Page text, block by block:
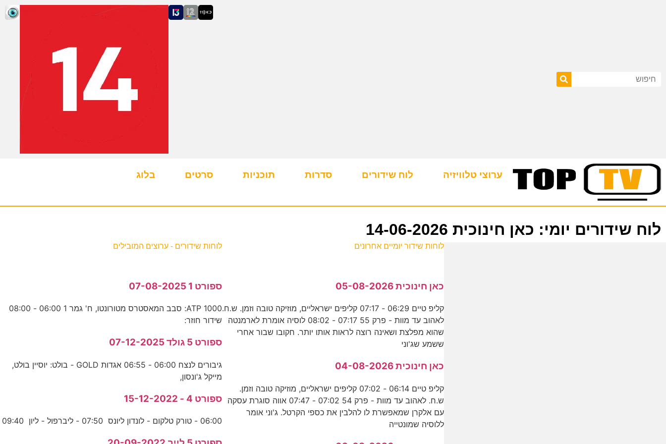
ערוצי טלוויזיה לוח שידורים סדרות תוכניות סרטים בלוג
לוח שידורים יומי: כאן חינוכית 14-06-2026
לוחות שידור יומיים אחרונים
כאן חינוכית 05-08-2026
קליפ טיים 06:29 - 07:17 קליפים ישראליים, מוזיקה טובה וזמן. ש.ח.
לאהוב עד מוות - פרק 55 07:17 - 08:02 לוסיה אומרת לארמנטה
שהוא מפלצת ושאינה רוצה לראות אותו יותר. חקובו שבור אחרי
ששמע שג'וני
כאן חינוכית 04-08-2026
קליפ טיים 06:14 - 07:02 קליפים ישראליים, מוזיקה טובה וזמן.
ש.ח. לאהוב עד מוות - פרק 54 07:02 - 07:47 אווה סוגרת עסקה
עם אלקרן שמאפשרת לו להלבין את כספי הקרטל. ג'וני אומר
ללוסיה שמונטייה
לוחות שידורים - ערוצים המובילים
ספורט 1 07-08-2025
ATP 1000: סבב המאסטרס מטורונטו, ח' גמר 1 06:00 - 08:00
שידור חוזר:
ספורט 5 גולד 07-12-2025
גיבורים לנצח 06:00 - 06:55 אגדות GOLD - בולט: יוסיין בולט,
מייקל ג'ונסון,
ספורט 4 - 15-12-2022
06:00 - טורק טלקום - לונדון ליונס 07:50 - ליברפול - ליון 09:40